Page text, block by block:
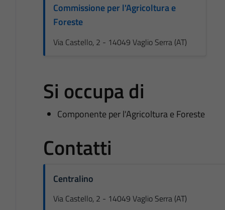
Commissione per l'Agricoltura e
Foreste
Via Castello, 2 - 14049 Vaglio Serra (AT)
Si occupa di
Componente per l'Agricoltura e Foreste
Contatti
Centralino
Via Castello, 2 - 14049 Vaglio Serra (AT)